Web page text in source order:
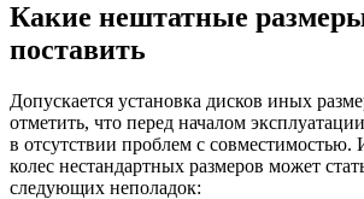
Какие нештатные
поставить
Допускается установка дисков иных
отметить, что перед началом
в отсутствии проблем с совместимостью.
колес нестандартных размеров может
следующих неполадок: